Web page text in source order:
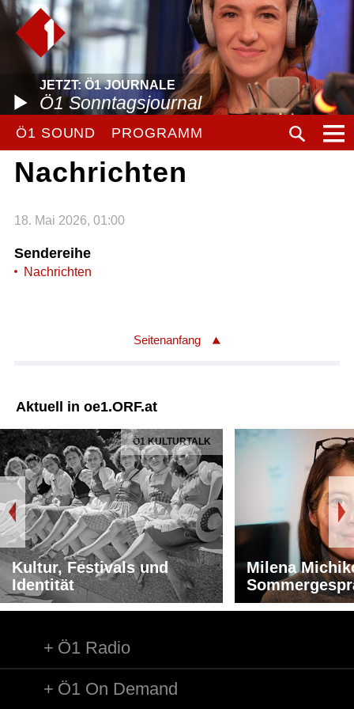
JETZT: Ö1 JOURNALE
Ö1 Sonntagsjournal
Ö1 SOUND PROGRAMM
Nachrichten
18. Mai 2026, 01:00
Sendereihe
Nachrichten
Seitenanfang
Aktuell in oe1.ORF.at
Ö1 KULTURTALK
Kultur, Festivals und
Identität
Milena
Ö1 Radio
Ö1 On Demand